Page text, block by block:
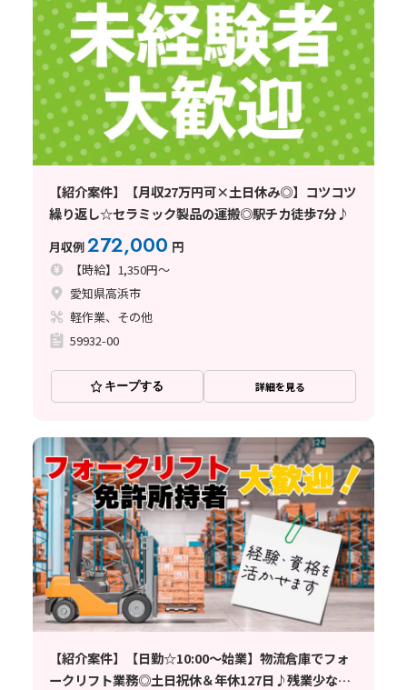
【紹介案件】【月収27万円可×土日休み◎】コツコツ
繰り返し☆セラミック製品の運搬◎駅チカ徒歩7分♪
月収例272,000 円
【時給】1,350円～
愛知県高浜市
軽作業、その他
59932-00
キープする 詳細を見る
【紹介案件】【日勤☆10:00～始業】物流倉庫でフォ
ークリフト業務◎土日祝休＆年休127日♪残業少な